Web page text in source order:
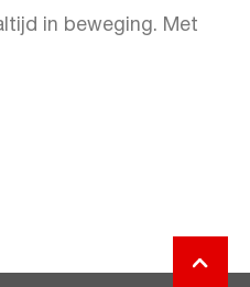
in beweging. Met